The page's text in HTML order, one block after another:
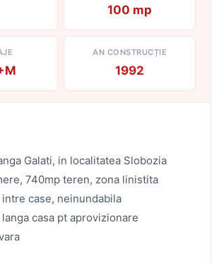
100 mp
AN CONSTRUCȚIE
1992
Galati, in localitatea Slobozia
740mp teren, zona linistita
case, neinundabila
casa pt aprovizionare